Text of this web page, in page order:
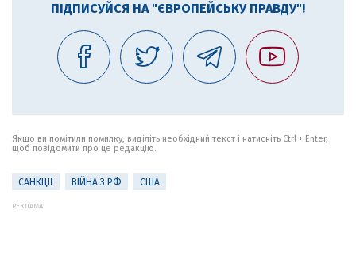
ПІДПИСУЙСЯ НА "ЄВРОПЕЙСЬКУ ПРАВДУ"!
Якщо ви помітили помилку, виділіть необхідний текст і натисніть Ctrl + Enter,
щоб повідомити про це редакцію.
САНКЦІЇ ВІЙНА З РФ США
РЕКЛАМА: